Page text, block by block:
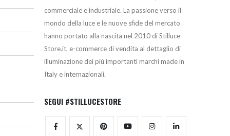
commerciale e industriale. La passione verso il
mondo della luce e le nuove sfide del mercato
hanno portato alla nascita nel 2010 di Stilluce-
Store.it, e-commerce di vendita al dettaglio di
illuminazione dei più importanti marchi made in
Italy e internazionali.
SEGUI #STILLUCESTORE